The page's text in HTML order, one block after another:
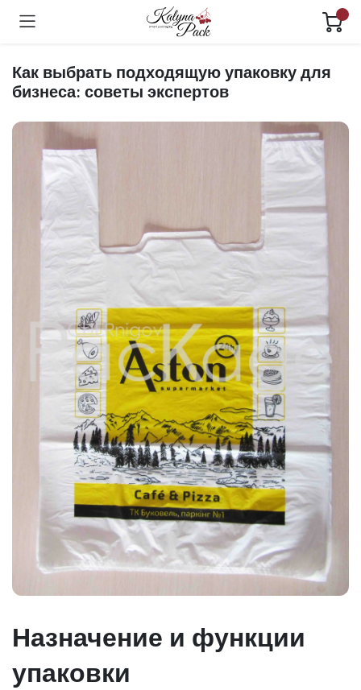
Как выбрать подходящую упаковку для
бизнеса: советы экспертов
Назначение и функции
упаковки